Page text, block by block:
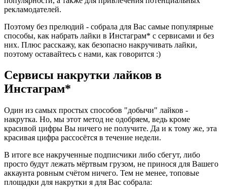
рекламодателей.
Поэтому без прелюдий - собрала для Вас самые популярные
способы, как набрать лайки в Инстаграм* с сервисами и без
них. Плюс расскажу, как безопасно накручивать лайки,
поэтому оставайтесь с нами, как говорится :)
Сервисы накрутки лайков в
Инстаграм*
Один из самых простых способов "добычи" лайков -
накрутка. Но, мы этот метод не одобряем, ведь кроме
красивой цифры Вы ничего не получите. Да и к тому же, эта
красивая цифра рассосётся в течение недели.
В итоге все накрученные подписчики либо сбегут, либо
просто будут лежать мёртвым грузом, не принося для Вашего
аккаунта ровным счётом ничего. Тем не менее, топовые
площадки для накрутки я для Вас собрала: